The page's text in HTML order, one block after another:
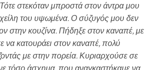
στεκόταν μπροστά στον άντρα μου
χείλη του υψωμένα. Ο σύζυγός μου δεν
στην κουζίνα. Πήδηξε στον καναπέ, με
να κατουράει στον καναπέ, πολύ
με στην πορεία. Κυριαρχούσε σε